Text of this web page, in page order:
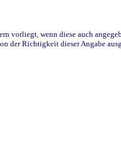
vorliegt, wenn diese auch
der Richtigkeit dieser Angabe